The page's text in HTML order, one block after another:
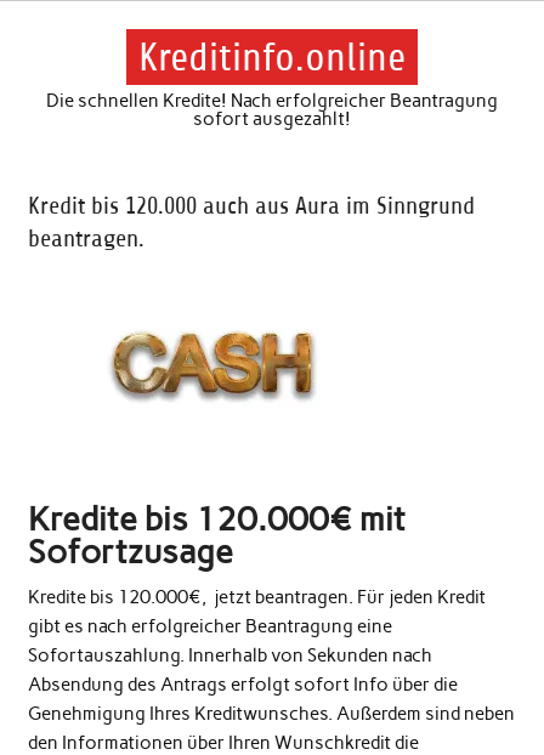
Skip
Kreditinfo.online
Die schnellen Kredite! Nach erfolgreicher Beantragung
sofort ausgezahlt!
Kredit bis 120.000 auch aus Aura im Sinngrund
beantragen.
Kredite bis 120.000€ mit
Sofortzusage
Kredite bis 120.000€, jetzt beantragen. Für jeden Kredit
gibt es nach erfolgreicher Beantragung eine
Sofortauszahlung. Innerhalb von Sekunden nach
Absendung des Antrags erfolgt sofort Info über die
Genehmigung Ihres Kreditwunsches. Außerdem sind neben
den Informationen über Ihren Wunschkredit die